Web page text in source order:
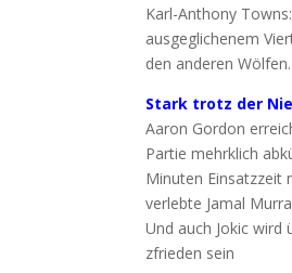
Karl-Anthony
ausgeglichenem
den anderen Wölfen.
Stark trotz der
Aaron Gordon
Partie mehrklich
Minuten Einsatzzeit
verlebte Jamal
Und auch Jokic wird
zfrieden sein